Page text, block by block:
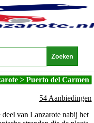
Lanzarote -
> Puerto del Carmen
54 Aanbiedingen
van Lanzarote nabij het